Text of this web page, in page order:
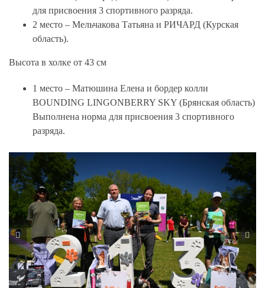
для присвоения 3 спортивного разряда.
2 место – Мельчакова Татьяна и РИЧАРД (Курская
область).
Высота в холке от 43 см
1 место – Матюшина Елена и бордер колли
BOUNDING LINGONBERRY SKY (Брянская область)
Выполнена норма для присвоения 3 спортивного
разряда.